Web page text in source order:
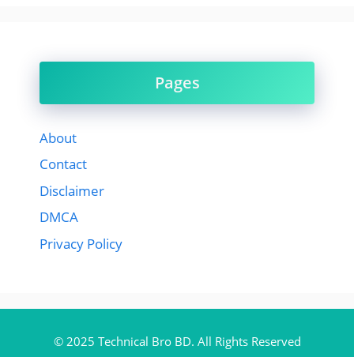
Pages
About
Contact
Disclaimer
DMCA
Privacy Policy
© 2025 Technical Bro BD. All Rights Reserved